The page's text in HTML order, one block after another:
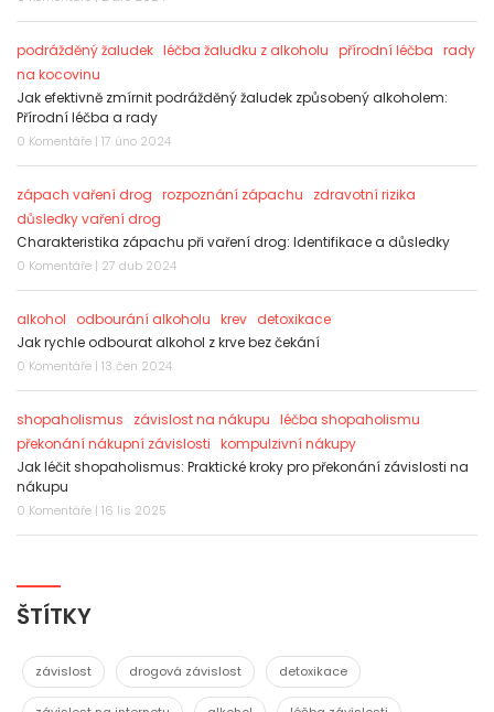
podrážděný žaludek léčba žaludku z alkoholu přírodní léčba rady
na kocovinu
Jak efektivně zmírnit podrážděný žaludek způsobený alkoholem:
Přírodní léčba a rady
0 Komentáře | 17 úno 2024
zápach vaření drog rozpoznání zápachu
zdravotní rizika
důsledky vaření drog
Charakteristika zápachu při vaření drog: Identifikace a důsledky
0 Komentáře | 27 dub 2024
alkohol odbourání alkoholu krev detoxikace
Jak rychle odbourat alkohol z krve bez čekání
0 Komentáře | 13 čen 2024
shopaholismus závislost na nákupu léčba shopaholismu
překonání nákupní závislosti kompulzivní nákupy
Jak léčit shopaholismus: Praktické kroky pro překonání závislosti na
nákupu
0 Komentáře | 16 lis 2025
ŠTÍTKY
závislost drogová závislost detoxikace